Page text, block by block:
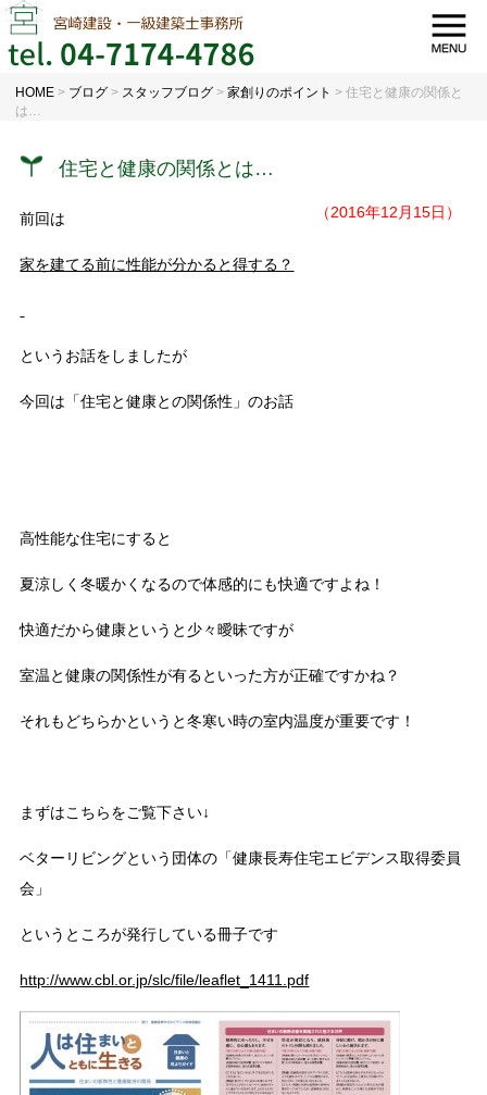
HOME > ブログ > スタッフブログ >家創りのポイント >住宅と健康の関係と
は…
住宅と健康の関係とは…
（2016年12月15日）
前回は
家を建てる前に性能が分かると得する？
というお話をしましたが
今回は「住宅と健康との関係性」のお話
高性能な住宅にすると
夏涼しく冬暖かくなるので体感的にも快適ですよね！
快適だから健康というと少々曖昧ですが
室温と健康の関係性が有るといった方が正確ですかね？
それもどちらかというと冬寒い時の室内温度が重要です！
まずはこちらをご覧下さい↓
ベターリビングという団体の「健康長寿住宅エビデンス取得委員
会」
というところが発行している冊子です
http://www.cbl.or.jp/slc/file/leaflet_1411.pdf